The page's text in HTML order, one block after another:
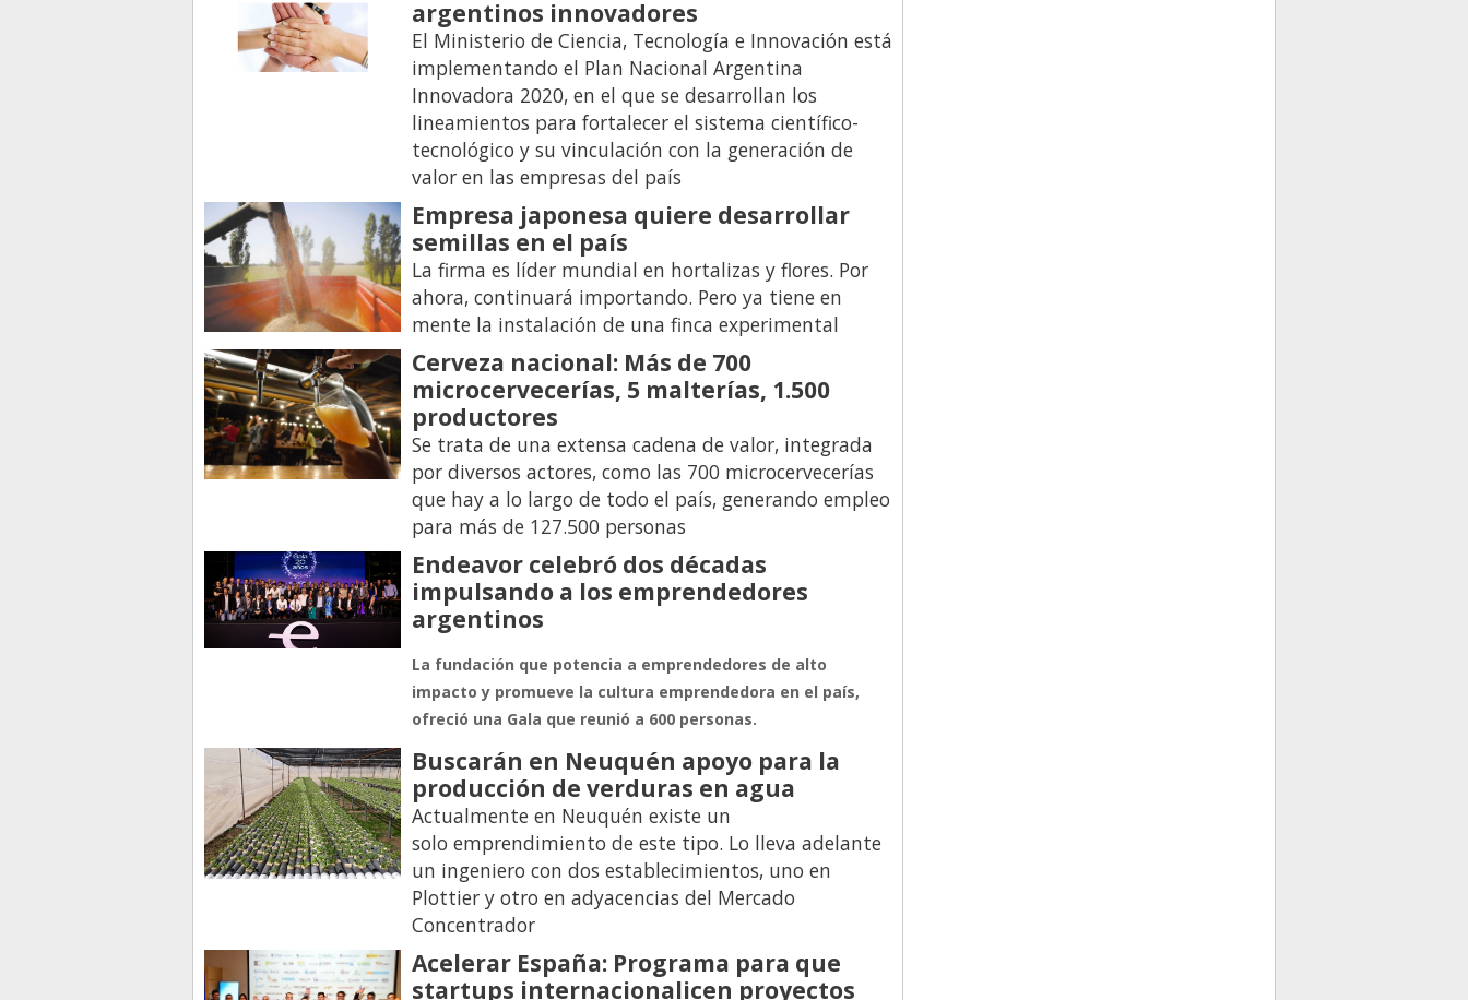
argentinos innovadores
El Ministerio de Ciencia, Tecnología e Innovación está
implementando el Plan Nacional Argentina
Innovadora 2020, en el que se desarrollan los
lineamientos para fortalecer el sistema científico-
tecnológico y su vinculación con la generación de
valor en las empresas del país
Empresa japonesa quiere desarrollar
semillas en el país
La firma es líder mundial en hortalizas y flores. Por
ahora, continuará importando. Pero ya tiene en
mente la instalación de una finca experimental
Cerveza nacional: Más de 700
microcervecerías, 5 malterías, 1.500
productores
Se trata de una extensa cadena de valor, integrada
por diversos actores, como las 700 microcervecerías
que hay a lo largo de todo el país, generando empleo
para más de 127.500 personas
Endeavor celebró dos décadas
impulsando a los emprendedores
argentinos
La fundación que potencia a emprendedores de alto
impacto y promueve la cultura emprendedora en el país,
ofreció una Gala que reunió a 600 personas.
Buscarán en Neuquén apoyo para la
producción de verduras en agua
Actualmente en Neuquén existe un
solo emprendimiento de este tipo. Lo lleva adelante
un ingeniero con dos establecimientos, uno en
Plottier y otro en adyacencias del Mercado
Concentrador
Acelerar España: Programa para que
startups internacionalicen proyectos